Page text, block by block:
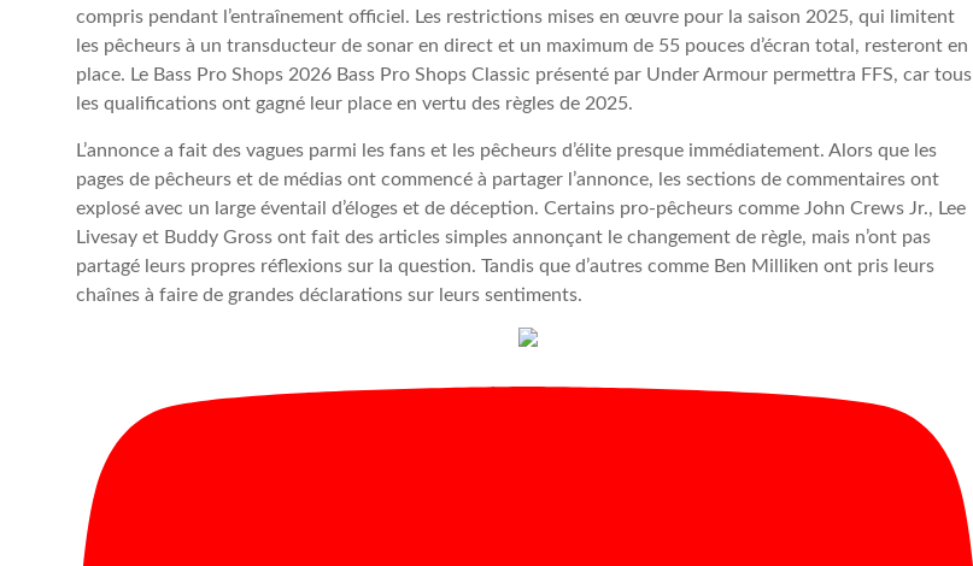
compris pendant l’entraînement officiel. Les restrictions mises en œuvre pour la saison 2025, qui limitent
les pêcheurs à un transducteur de sonar en direct et un maximum de 55 pouces d’écran total, resteront en
place. Le Bass Pro Shops 2026 Bass Pro Shops Classic présenté par Under Armour permettra FFS, car tous
les qualifications ont gagné leur place en vertu des règles de 2025.
L’annonce a fait des vagues parmi les fans et les pêcheurs d’élite presque immédiatement. Alors que les
pages de pêcheurs et de médias ont commencé à partager l’annonce, les sections de commentaires ont
explosé avec un large éventail d’éloges et de déception. Certains pro-pêcheurs comme John Crews Jr., Lee
Livesay et Buddy Gross ont fait des articles simples annonçant le changement de règle, mais n’ont pas
partagé leurs propres réflexions sur la question. Tandis que d’autres comme Ben Milliken ont pris leurs
chaînes à faire de grandes déclarations sur leurs sentiments.